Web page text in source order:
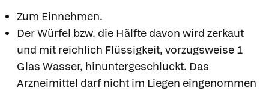
Zum Einnehmen.
Der Würfel bzw. die Hälfte davon wird zerkaut
und mit reichlich Flüssigkeit, vorzugsweise 1
Glas Wasser, hinuntergeschluckt. Das
Arzneimittel darf nicht im Liegen eingenommen